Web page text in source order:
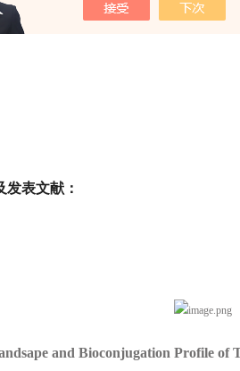
供的
主要产品线：
发表文献：
and Bioconjugation Profile of